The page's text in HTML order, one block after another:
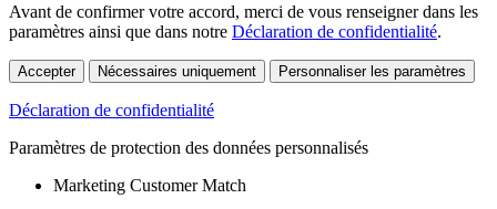
Avant de confirmer votre accord, merci de vous renseigner dans les
paramètres ainsi que dans notre Déclaration de confidentialité.
Accepter Nécessaires uniquement Personnaliser les paramètres
Déclaration de confidentialité
Paramètres de protection des données personnalisés
Marketing Customer Match